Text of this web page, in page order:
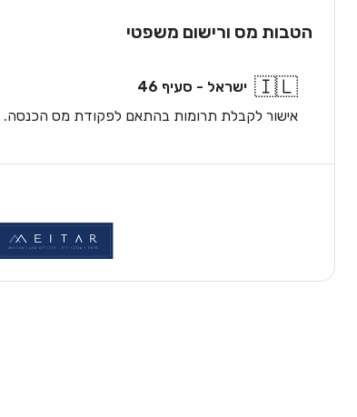
הטבות מס ורישום משפטי
🇮🇱 ישראל - סעיף 46
אישור לקבלת תרומות בהתאם לפקודת מס הכנסה.